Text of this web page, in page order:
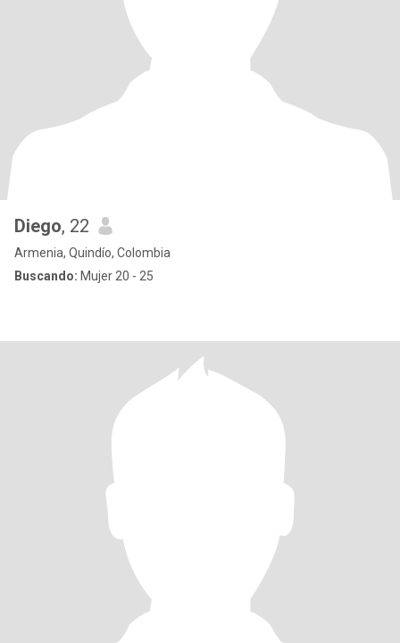
Diego, 22
Armenia, Quindío, Colombia
Buscando: Mujer 20 - 25